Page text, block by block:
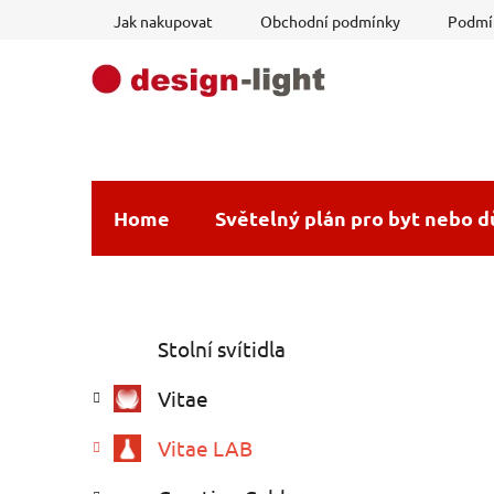
Jak nakupovat Obchodní podmínky
Home Světelný plán pro byt nebo
s
r
kategorie
e
o
Stolní svítidla
Vitae
Vitae LAB